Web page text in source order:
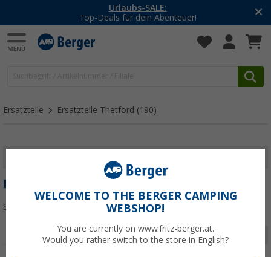
Urlaubs-SALE:
Top-Deals für dein Abenteuer!
Ersatzteile Ersatzteile Thetford (190)
ERSATZTEILE THETFORD
Sortieren:
Seite 1 von 7
WELCOME TO THE BERGER CAMPING
WEBSHOP!
You are currently on www.fritz-berger.at.
Would you rather switch to the store in English?